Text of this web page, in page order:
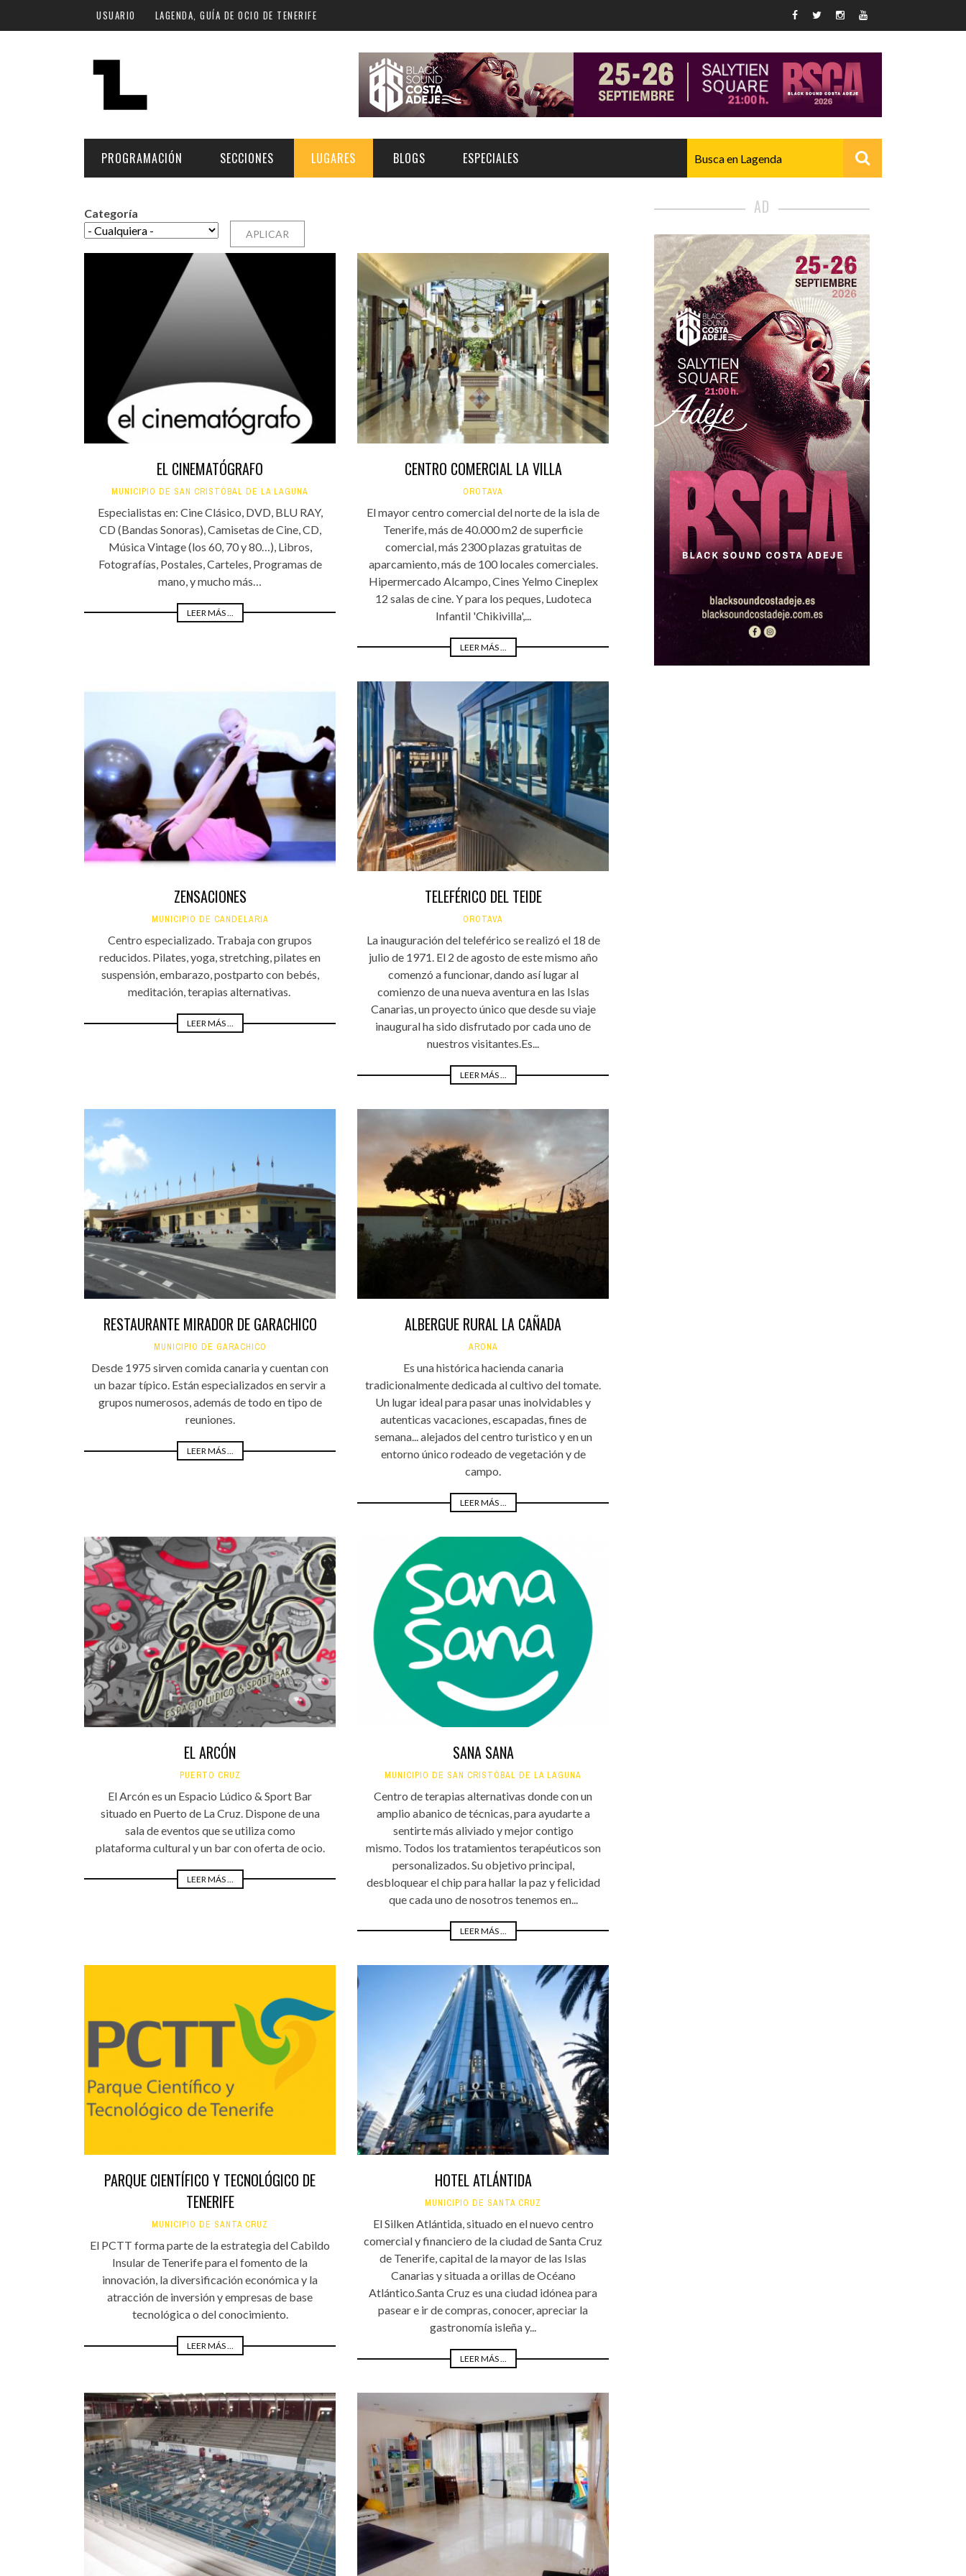
Pasar al contenido principal
USUARIO LAGENDA, GUÍA DE OCIO DE TENERIFE
PROGRAMACIÓN
FECHA
Plan Finde
Santa Cruz | La Laguna
Deporte y Naturaleza
Gastro
Infantil
Música
Escénicas
AVANZADO
SECCIONES
MÚSICA
ESCÉNICAS
CULTURA
GASTRONOMÍA
LUGARES
ESPACIOS CULTURALES
LOCALES CON ACTUACIONES
FORMATIVO
BLOGS ESPECIALES
TENERIFE PHE FESTIVAL 2026
XXVII VERANO DE CUENTO
Categoría
EL CINEMATÓGRAFO
MUNICIPIO DE SAN CRISTÓBAL DE LA LAGUNA
Especialistas en: Cine Clásico, DVD, BLU RAY,
CD (Bandas Sonoras), Camisetas de Cine, CD,
Música Vintage (los 60, 70 y 80…), Libros,
Fotografías, Postales, Carteles, Programas de
mano, y mucho más…
LEER MÁS ...
CENTRO COMERCIAL LA VILLA
OROTAVA
El mayor centro comercial del norte de la isla de
Tenerife, más de 40.000 m2 de superficie
comercial, más 2300 plazas gratuitas de
aparcamiento, más de 100 locales comerciales.
Hipermercado Alcampo, Cines Yelmo Cineplex
12 salas de cine. Y para los peques, Ludoteca
Infantil 'Chikivilla',...
LEER MÁS ...
ZENSACIONES
MUNICIPIO DE CANDELARIA
Centro especializado. Trabaja con grupos
reducidos. Pilates, yoga, stretching, pilates en
suspensión, embarazo, postparto con bebés,
meditación, terapias alternativas.
LEER MÁS ...
TELEFÉRICO DEL TEIDE
OROTAVA
La inauguración del teleférico se realizó el 18 de
julio de 1971. El 2 de agosto de este mismo año
comenzó a funcionar, dando así lugar al
comienzo de una nueva aventura en las Islas
Canarias, un proyecto único que desde su viaje
inaugural ha sido disfrutado por cada uno de
nuestros visitantes.Es...
LEER MÁS ...
RESTAURANTE MIRADOR DE GARACHICO
MUNICIPIO DE GARACHICO
Desde 1975 sirven comida canaria y cuentan con
un bazar típico. Están especializados en servir a
grupos numerosos, además de todo en tipo de
reuniones.
LEER MÁS ...
ALBERGUE RURAL LA CAÑADA
ARONA
Es una histórica hacienda canaria
tradicionalmente dedicada al cultivo del tomate.
Un lugar ideal para pasar unas inolvidables y
autenticas vacaciones, escapadas, fines de
semana... alejados del centro turistico y en un
entorno único rodeado de vegetación y de
campo.
LEER MÁS ...
EL ARCÓN
PUERTO CRUZ
El Arcón es un Espacio Lúdico & Sport Bar
situado en Puerto de La Cruz. Dispone de una
sala de eventos que se utiliza como
plataforma cultural y un bar con oferta de ocio.
LEER MÁS ...
SANA SANA
MUNICIPIO DE SAN CRISTÓBAL DE LA LAGUNA
Centro de terapias alternativas donde con un
amplio abanico de técnicas, para ayudarte a
sentirte más aliviado y mejor contigo
mismo. Todos los tratamientos terapéuticos son
personalizados. Su objetivo principal,
desbloquear el chip para hallar la paz y felicidad
que cada uno de nosotros tenemos en...
LEER MÁS ...
PARQUE CIENTÍFICO Y TECNOLÓGICO DE
TENERIFE
MUNICIPIO DE SANTA CRUZ
El PCTT forma parte de la estrategia del Cabildo
Insular de Tenerife para el fomento de la
innovación, la diversificación económica y la
atracción de inversión y empresas de base
tecnológica o del conocimiento.
LEER MÁS ...
HOTEL ATLÁNTIDA
MUNICIPIO DE SANTA CRUZ
El Silken Atlántida, situado en el nuevo centro
comercial y financiero de la ciudad de Santa Cruz
de Tenerife, capital de la mayor de las Islas
Canarias y situada a orillas de Océano
Atlántico.Santa Cruz es una ciudad idónea para
pasear e ir de compras, conocer, apreciar la
gastronomía isleña y...
LEER MÁS ...
AD